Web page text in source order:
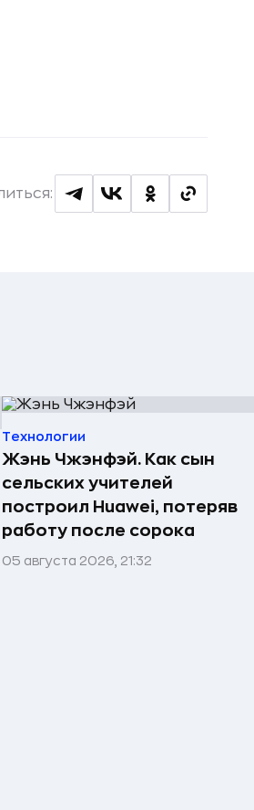
Технологии
Жэнь Чжэнфэй. Как сын
сельских учителей
построил Huawei, потеряв
работу после сорока
05 августа 2026, 21:32